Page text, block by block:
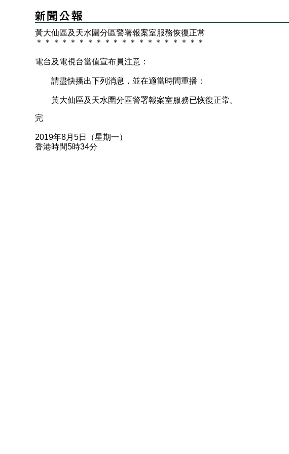
黃大仙區及天水圍分區警署報案室服務恢復正常
＊
＊ ＊ ＊ ＊ ＊ ＊ ＊ ＊ ＊ ＊ ＊ ＊ ＊ ＊ ＊ ＊ ＊ ＊ ＊
電台及電視台當值宣布員注意：
請盡快播出下列消息，並在適當時間重播：
黃大仙區及天水圍分區警署報案室服務已恢復正常。
完
2019年8月5日（星期一）
香港時間5時34分